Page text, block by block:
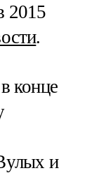
2015
.
конце
и